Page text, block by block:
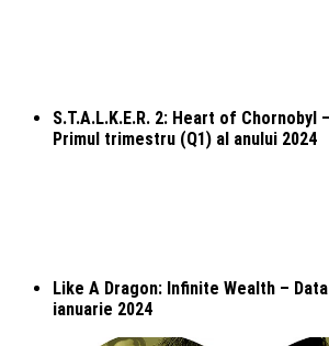
S.T.A.L.K.E.R. 2: Heart of Chornobyl
Primul trimestru (Q1) al anului 2024
Like A Dragon: Infinite Wealth –
ianuarie 2024